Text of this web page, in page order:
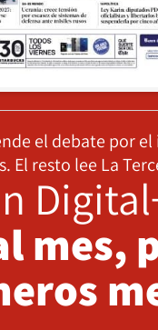
el debate por el
El resto lee La
mes,